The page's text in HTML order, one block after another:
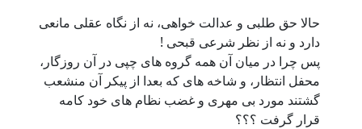
حالا حق طلبی و عدالت خواهی، نه از نگاه عقلی مانعی
دارد و نه از نظر شرعی قبحی !
پس چرا در میان آن همه گروه های چپی در آن روزگار،
محفل انتظار، و شاخه های که بعدا از پیکر آن منشعب
گشتند مورد بی مهری و غضب نظام های خود کامه
قرار گرفت ؟؟؟